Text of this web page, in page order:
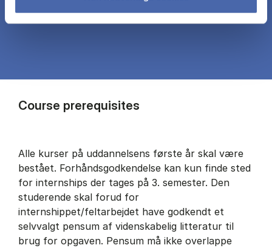
Course prerequisites
Alle kurser på uddannelsens første år skal være
bestået. Forhåndsgodkendelse kan kun finde sted
for internships der tages på 3. semester. Den
studerende skal forud for
internshippet/feltarbejdet have godkendt et
selvvalgt pensum af videnskabelig litteratur til
brug for opgaven. Pensum må ikke overlappe